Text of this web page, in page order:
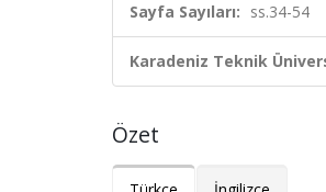
Sayfa Sayıları: ss.34-54
Karadeniz Teknik
Özet